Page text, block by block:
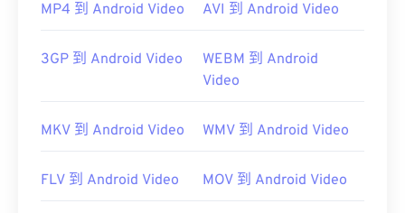
MP4 到 Android Video AVI 到 Android Video
3GP 到 Android Video
WEBM 到 Android
Video
MKV 到 Android Video WMV 到 Android Video
FLV 到 Android Video MOV 到 Android Video